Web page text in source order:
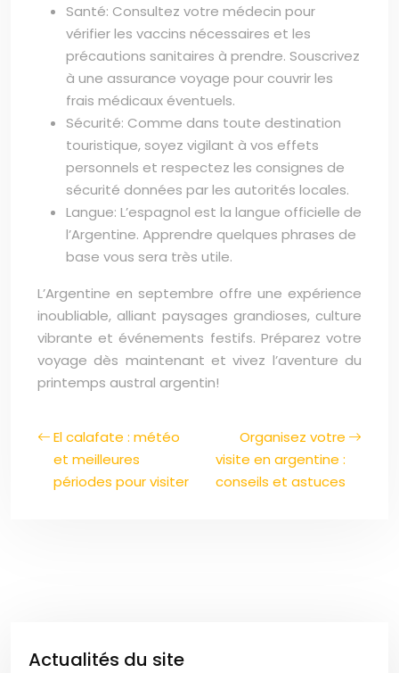
Santé: Consultez votre médecin pour
vérifier les vaccins nécessaires et les
précautions sanitaires à prendre. Souscrivez
à une assurance voyage pour couvrir les
frais médicaux éventuels.
Sécurité: Comme dans toute destination
touristique, soyez vigilant à vos effets
personnels et respectez les consignes de
sécurité données par les autorités locales.
Langue: L’espagnol est la langue officielle de
l’Argentine. Apprendre quelques phrases de
base vous sera très utile.
L’Argentine en septembre offre une expérience
inoubliable, alliant paysages grandioses, culture
vibrante et événements festifs. Préparez votre
voyage dès maintenant et vivez l’aventure du
printemps austral argentin!
El calafate : météo
et meilleures
périodes pour visiter
Organisez votre
visite en argentine :
conseils et astuces
Actualités du site